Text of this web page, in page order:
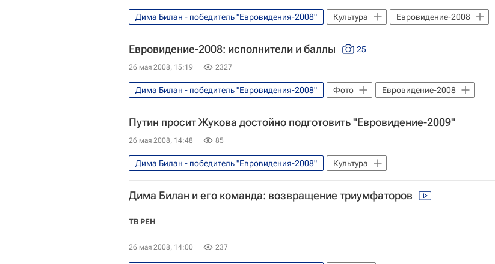
Дима Билан - победитель "Евровидения-2008" Культура Евровидение-2008
Евровидение-2008: исполнители и баллы 25
26 мая 2008, 15:19 2327
Дима Билан - победитель "Евровидения-2008" Фото Евровидение-2008
Путин просит Жукова достойно подготовить "Евровидение-2009"
26 мая 2008, 14:48 85
Дима Билан - победитель "Евровидения-2008" Культура
Дима Билан и его команда: возвращение триумфаторов
ТВ РЕН
26 мая 2008, 14:00 237